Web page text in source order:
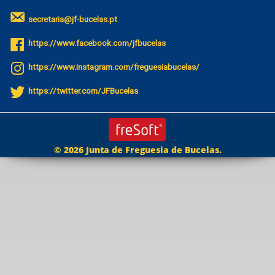
secretaria@jf-bucelas.pt
https://www.facebook.com/jfbucelas
https://www.instagram.com/freguesiabucelas/
https://twitter.com/JFBucelas
© 2026 Junta de Freguesia de Bucelas.